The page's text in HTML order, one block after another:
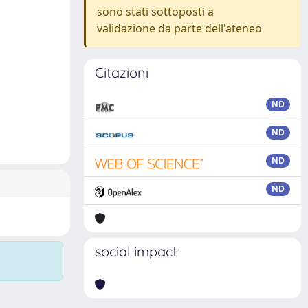
sono stati sottoposti a
validazione da parte dell'ateneo
Citazioni
ND
ND
ND
ND
social impact